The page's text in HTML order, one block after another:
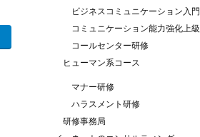
ビジネスコミュニケーション入門
コミュニケーション能力強化上級
コールセンター研修
ヒューマン系コース
マナー研修
ハラスメント研修
研修事務局